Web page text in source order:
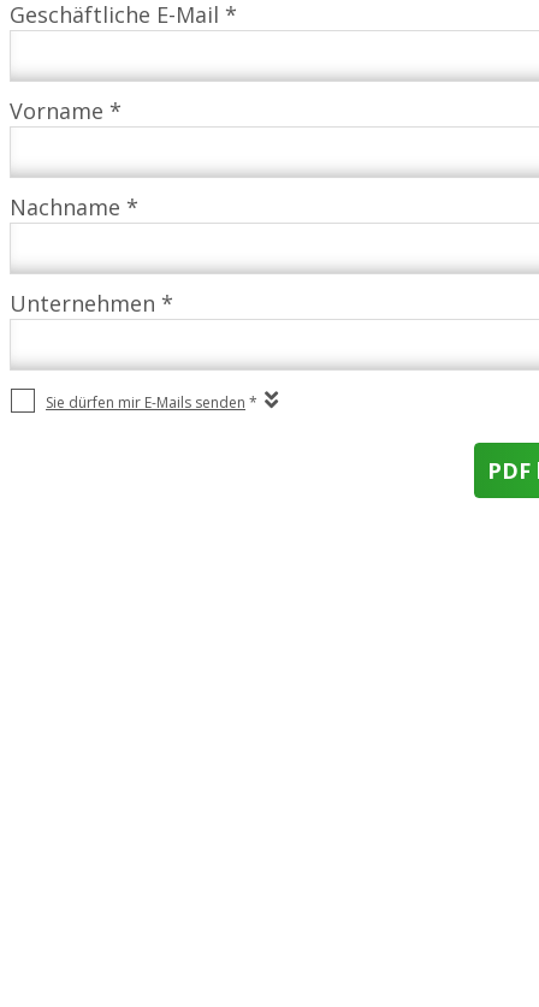
Geschäftliche E-Mail *
Vorname *
Nachname *
Unternehmen *
Sie dürfen mir E-Mails senden *